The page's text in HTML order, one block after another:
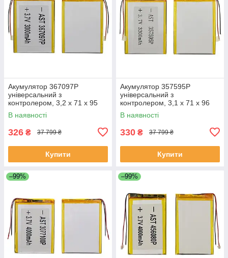
Акумулятор 367097P
універсальний з
контролером, 3,2 х 71 х 95
мм (3000 mAh)/Nomi Corsa
Tablet C070010/Nomi Corsa
В наявності
326 ₴ 37 799 ₴
Купити
Акумулятор 357595P
універсальний з
контролером, 3,1 х 71 х 96
мм (3000 mAh)/ для
смартфона, планшета
В наявності
330 ₴ 37 799 ₴
Купити
–99% –99%